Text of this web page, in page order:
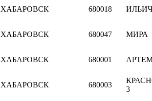
ХАБАРОВСК 680018
ХАБАРОВСК 680047 МИРА
ХАБАРОВСК 680001
ХАБАРОВСК 680003
3